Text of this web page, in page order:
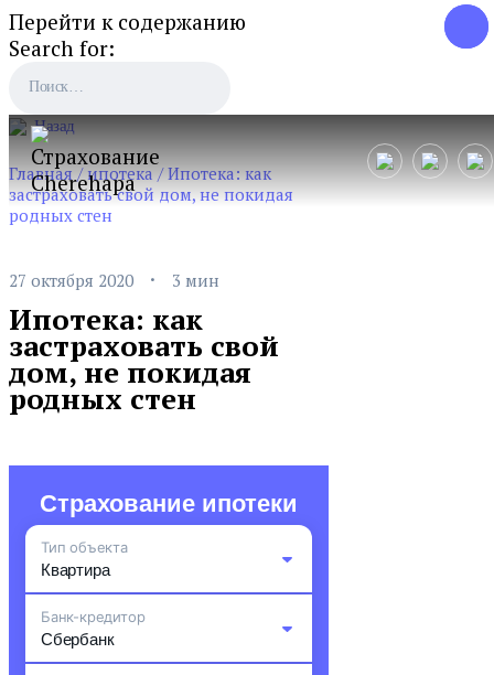
Перейти к содержанию
Search for:
Назад
Главная/ипотека/Ипотека: как
застраховать свой дом, не покидая
родных стен
27 октября 2020 · 3 мин
Ипотека: как
застраховать свой
дом, не покидая
родных стен
Страхование ипотеки
Тип объекта
Квартира
Комната
Банк-кредитор